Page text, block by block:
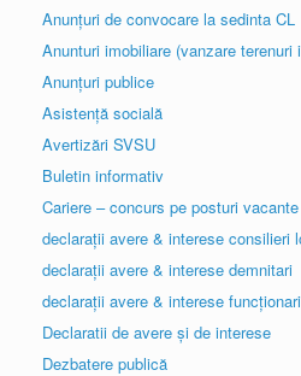
Anunțuri de convocare la sedinta CL
Anunturi imobiliare (vanzare terenuri
Anunțuri publice
Asistență socială
Avertizări SVSU
Buletin informativ
Cariere – concurs pe posturi vacante
declarații avere & interese consilieri
declarații avere & interese demnitari
declarații avere & interese
Declaratii de avere și de interese
Dezbatere publică